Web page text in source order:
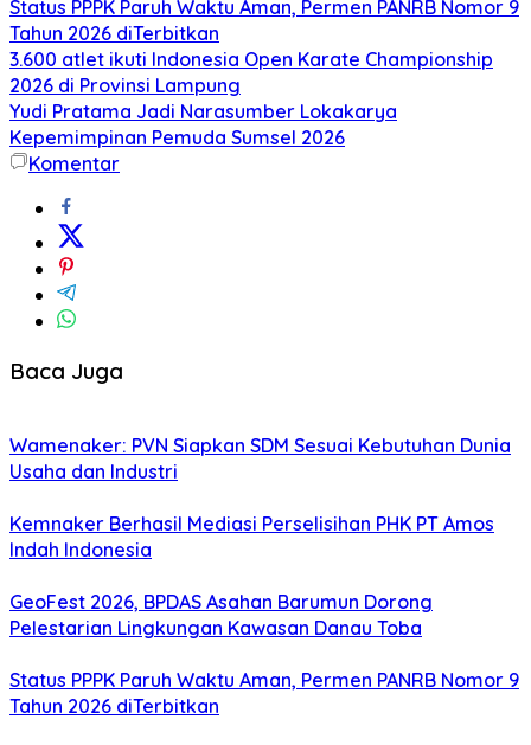
Status PPPK Paruh Waktu Aman, Permen PANRB Nomor 9
Tahun 2026 diTerbitkan
3.600 atlet ikuti Indonesia Open Karate Championship
2026 di Provinsi Lampung
Yudi Pratama Jadi Narasumber Lokakarya
Kepemimpinan Pemuda Sumsel 2026
Komentar
Baca Juga
Wamenaker: PVN Siapkan SDM Sesuai Kebutuhan Dunia
Usaha dan Industri
Kemnaker Berhasil Mediasi Perselisihan PHK PT Amos
Indah Indonesia
GeoFest 2026, BPDAS Asahan Barumun Dorong
Pelestarian Lingkungan Kawasan Danau Toba
Status PPPK Paruh Waktu Aman, Permen PANRB Nomor 9
Tahun 2026 diTerbitkan